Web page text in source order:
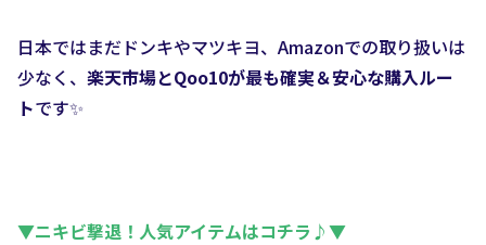
日本ではまだドンキやマツキヨ、Amazonでの取り扱いは
少なく、 楽天市場とQoo10が最も確実＆安心な購入ルー
トです✨
▼ニキビ撃退！人気アイテムはコチラ♪▼